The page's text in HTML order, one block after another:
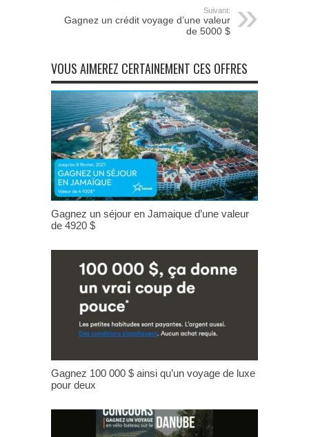
Suivant:
Gagnez un crédit voyage d’une valeur
de 5000 $
VOUS AIMEREZ CERTAINEMENT CES OFFRES
Gagnez un séjour en Jamaique d’une valeur
de 4920 $
Gagnez 100 000 $ ainsi qu’un voyage de luxe
pour deux